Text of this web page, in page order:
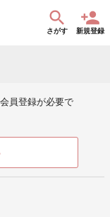
さがす 新規登録
員登録が必要で